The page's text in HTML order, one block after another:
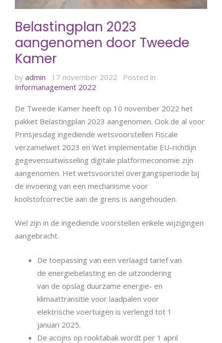
Belastingplan 2023
aangenomen door Tweede
Kamer
by admin 17 november 2022
Posted in
Informanagement 2022
De Tweede Kamer heeft op 10 november 2022 het
pakket Belastingplan 2023 aangenomen. Ook de al voor
Prinsjesdag ingediende wetsvoorstellen Fiscale
verzamelwet 2023 en Wet implementatie EU-richtlijn
gegevensuitwisseling digitale platformeconomie zijn
aangenomen. Het wetsvoorstel overgangsperiode bij
de invoering van een mechanisme voor
koolstofcorrectie aan de grens is aangehouden.
Wel zijn in de ingediende voorstellen enkele wijzigingen
aangebracht.
De toepassing van een verlaagd tarief van
de energiebelasting en de uitzondering
van de opslag duurzame energie- en
klimaattransitie voor laadpalen voor
elektrische voertuigen is verlengd tot 1
januari 2025.
De accijns op rooktabak wordt per 1 april